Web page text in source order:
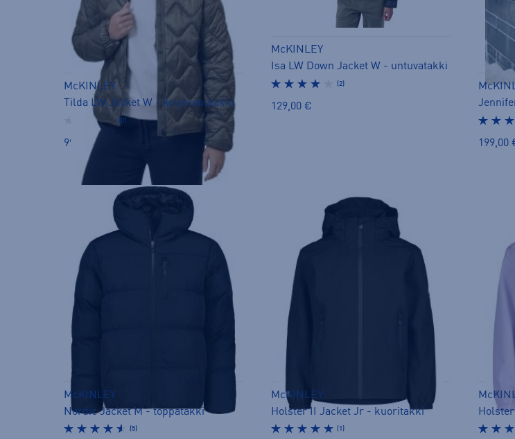
McKINLEY
Tilda LW Jacket W - kevytvanutakki
(0)
99,90 €
McKINLEY
Isa LW Down Jacket W - untuvatakki
(2)
129,00 €
199,00
McKINLEY
Nordic Jacket M - toppatakki
(5)
McKINLEY
Holster II Jacket Jr - kuoritakki
(1)